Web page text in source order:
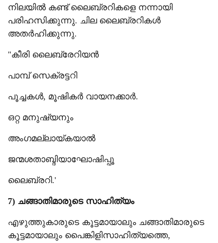
നിലയിൽ കണ്ട് ലൈബ്രറികളെ നന്നായി
പരിഹസിക്കുന്നു. ചില ലൈബ്രറികൾ
അതർഹിക്കുന്നു.
"കീരി ലൈബ്രേറിയൻ
പാമ്പ് സെക്രട്ടറി
പൂച്ചകൾ, മൂഷികർ വായനക്കാർ.
ഒറ്റ മനുഷ്യനും
അംഗമല്ലായ്കയാൽ
ജന്മശതാബ്ദിയാഘോഷിപ്പൂ
ലൈബ്രറി.'
7) ചങ്ങാതിമാരുടെ സാഹിത്യം
എഴുത്തുകാരുടെ കൂട്ടമായാലും ചങ്ങാതിമാരുടെ
കൂട്ടമായാലും പൈങ്കിളിസാഹിത്യത്തെ,